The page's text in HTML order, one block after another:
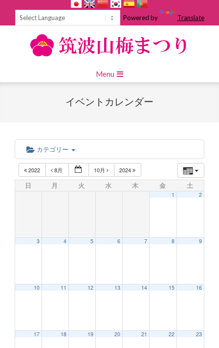
Powered by Translate
Navigation
Menu
イベントカレンダー
カテゴリー
2022 8月 10月 2024
日 月 火 水 木 金 土
1 2
3 4 5 6 7 8 9
10 11 12 13 14 15 16
17 18 19 20 21 22 23
2:00 AM